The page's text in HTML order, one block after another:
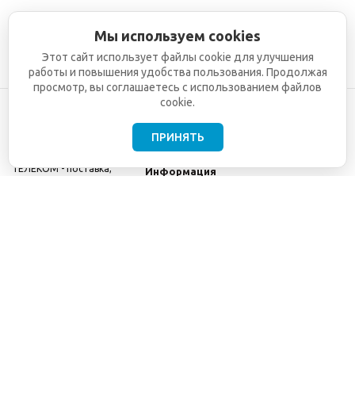
ТЕЛЕКОМ - поставка,
Информация
Мы используем cookies
Этот сайт использует файлы cookie для улучшения
работы и повышения удобства пользования. Продолжая
просмотр, вы соглашаетесь с использованием файлов
cookie.
ПРИНЯТЬ